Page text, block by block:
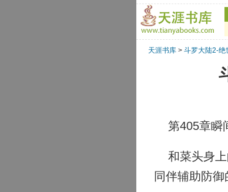
天涯书库 > 斗罗大陆2-绝
第405章瞬
和菜头身上
同伴辅助防御